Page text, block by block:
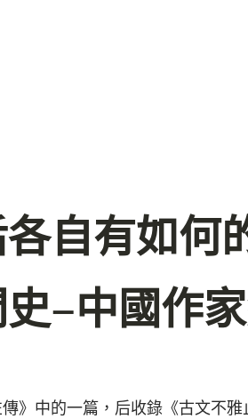
自有如何
–中國作
傳》中的一篇，后收錄《古文不